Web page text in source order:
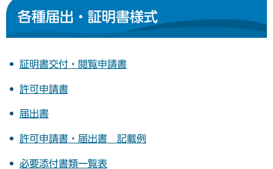
各種届出・証明書様式
証明書交付・閲覧申請書
許可申請書
届出書
許可申請書・届出書 記載例
必要添付書類一覧表